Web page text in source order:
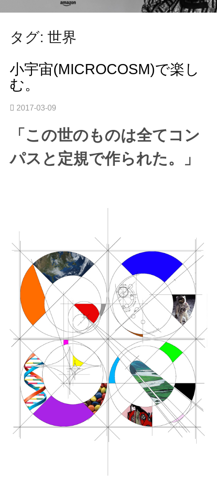
タグ: 世界
小宇宙(MICROCOSM)で楽し
む。
2017-03-09
「この世のものは全てコン
パスと定規で作られた。」